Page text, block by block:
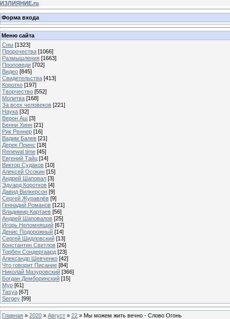
ИЗЛИЯНИЕ.ru
Форма входа
Меню сайта
Сны [1323]
Пророчества [1066]
Размышления [1663]
Проповеди [702]
Видео [845]
Свидетельства [413]
Коротко [197]
Творчество [552]
Молитва [168]
За всех человеков [221]
Наука [32]
Верон Аш [3]
Бенни Хинн [21]
Рик Реннер [16]
Вадим Балев [21]
Дерек Принс [18]
Renewal time [45]
Евгений Тайц [14]
Виктор Судаков [10]
Алексей Осокин [15]
Андрей Шаповал [3]
Эдуард Коротков [4]
Давид Вилкерсон [9]
Сергей Журавлёв [9]
Геннадий Романов [121]
Владимир Картаев [56]
Андрей Шаповалов [25]
Игорь Непомнящий [67]
Денис Подорожный [14]
Сергей Шидловский [13]
Константин Светлов [26]
Торбен Сондергаард [23]
Александр Шевченко [42]
Что говорит Писание [84]
Николай Мазуровский [366]
Богдан Демборинский [15]
Мур [61]
Tasya [67]
Sergey [99]
Главная » 2020 » Август » 22 » Мы можем жить вечно - Слово Огонь